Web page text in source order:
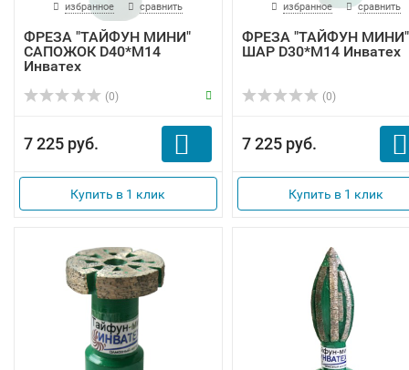
избранное сравнить
ФРЕЗА "ТАЙФУН МИНИ"
САПОЖОК D40*М14
Инватех
(0)
7 225 руб.
избранное сравнить
ФРЕЗА "ТАЙФУН МИНИ"
ШАР D30*М14 Инватех
(0)
7 225 руб.